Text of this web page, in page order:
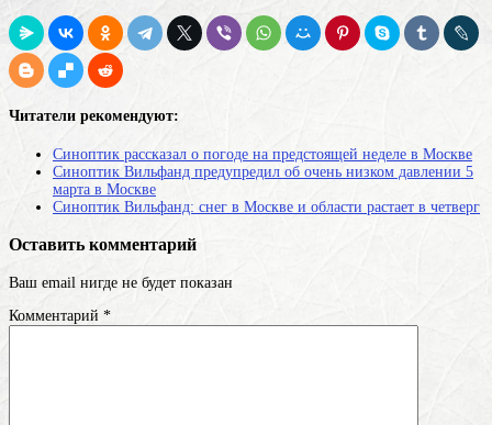
Читатели рекомендуют:
Синоптик рассказал о погоде на предстоящей неделе в Москве
Синоптик Вильфанд предупредил об очень низком давлении 5
марта в Москве
Синоптик Вильфанд: снег в Москве и области растает в четверг
Оставить комментарий
Ваш email нигде не будет показан
Комментарий *